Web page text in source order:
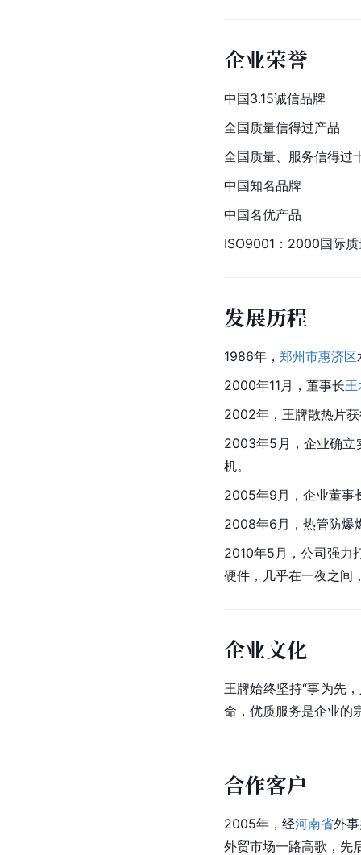
企业荣誉
中国3.15诚信品牌
全国质量信得过产品
全国质量、服务信得过
中国知名品牌
中国名优产品
ISO9001：2000国际
发展历程
1986年， 郑州市惠济区
2000年11月，董事长
2002年，王牌散热片
2003年5月，企业确立
机。
2005年9月，企业董事
2008年6月，热管防爆
2010年5月，公司强力
硬件，几乎在一夜之间
企业文化
王牌始终坚持“事为先
命，优质服务是企业的
合作客户
2005年，经河南省外
外贸市场一路高歌，先